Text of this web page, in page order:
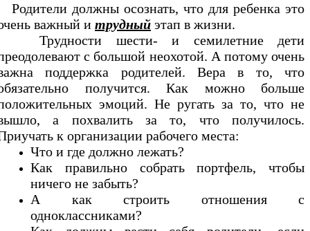
должны осознать, что для ребенка это
важный и трудный этап в жизни.
шести- и семилетние дети
с большой неохотой. А потому очень
поддержка родителей. Вера в то, что
получится. Как можно больше
эмоций. Не ругать за то, что не
а похвалить за то, что получилось.
к организации рабочего места:
Что и где должно лежать?
Как правильно собрать портфель, чтобы
ничего не забыть?
А как строить отношения с
одноклассниками?